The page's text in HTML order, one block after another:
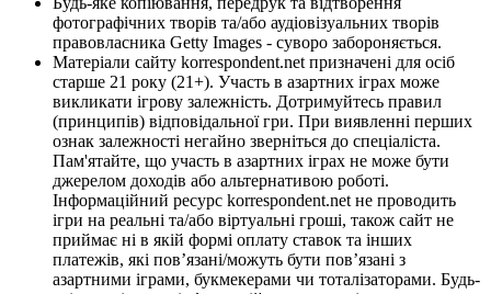
фотографічних творів та/або аудіовізуальних творів
правовласника Getty Images - суворо забороняється.
Матеріали сайту korrespondent.net призначені для осіб
старше 21 року (21+). Участь в азартних іграх може
викликати ігрову залежність. Дотримуйтесь правил
(принципів) відповідальної гри. При виявленні перших
ознак залежності негайно зверніться до спеціаліста.
Пам'ятайте, що участь в азартних іграх не може бути
джерелом доходів або альтернативою роботі.
Інформаційний ресурс korrespondent.net не проводить
ігри на реальні та/або віртуальні гроші, також сайт не
приймає ні в якій формі оплату ставок та інших
платежів, які пов’язані/можуть бути пов’язані з
азартними іграми, букмекерами чи тоталізаторами. Будь-